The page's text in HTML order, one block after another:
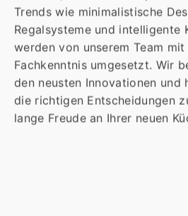
Trends wie minimalistische
Regalsysteme und intelligente
werden von unserem Team
Fachkenntnis umgesetzt. Wir
den neusten Innovationen und
die richtigen Entscheidungen
lange Freude an Ihrer neuen